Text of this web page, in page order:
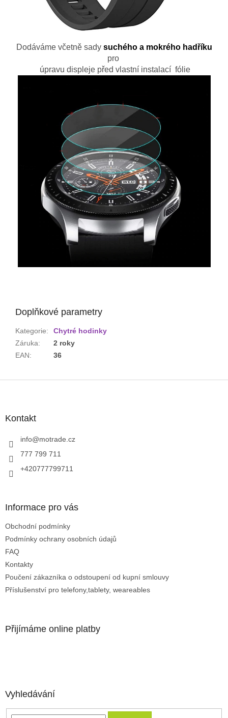
Dodáváme včetně sady suchého a mokrého hadříku
pro
úpravu displeje před vlastní instalací fólie
Doplňkové parametry
Kategorie:
Chytré hodinky
Záruka:
2 roky
EAN: 36
Kontakt
info@motrade.cz
777 799 711
+420777799711
Informace pro vás
Obchodní podmínky
Podmínky ochrany osobních údajů
FAQ
Kontakty
Poučení zákazníka o odstoupení od kupní smlouvy
Příslušenství pro telefony,tablety, weareables
Přijímáme online platby
Vyhledávání